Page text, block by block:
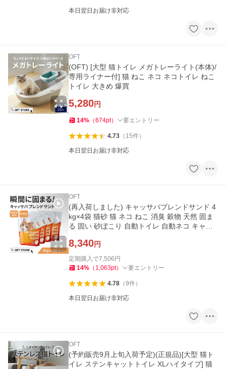
本日翌日お届け非対応
OFT
(OFT) [大型 猫トイレ メガトレーライト(本体)/
専用ライナー付] 猫 ねこ ネコ ネコトイレ ねこ
トイレ 大きめ 爆買
5,280円
14% （674pt） 要エントリー
4.73（ 15件）
本日翌日お届け非対応
OFT
(再入荷しました) キャッサバブレンドサンド 4
kg×4袋 猫砂 猫 ネコ ねこ 消臭 穀物 天然 固ま
る 固い 砂ぼこり 自動トイレ 自動ネコ キャッ
8,340円
定期購入で7,506 円
14% （ 1,063pt） 要エントリー
4.78（9件）
本日翌日お届け非対応
OFT
(予約販売9月上旬入荷予定)(正規品)[大型 猫ト
イレ ステンキャットトイレ XLハイタイプ] 猫